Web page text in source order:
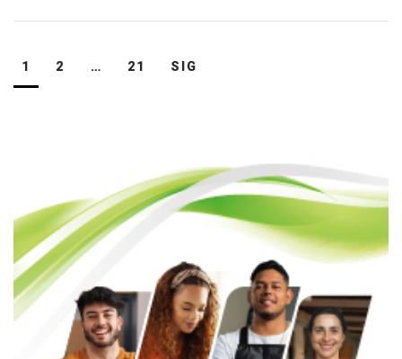
Navegación
de
1 2 … 21 SIG